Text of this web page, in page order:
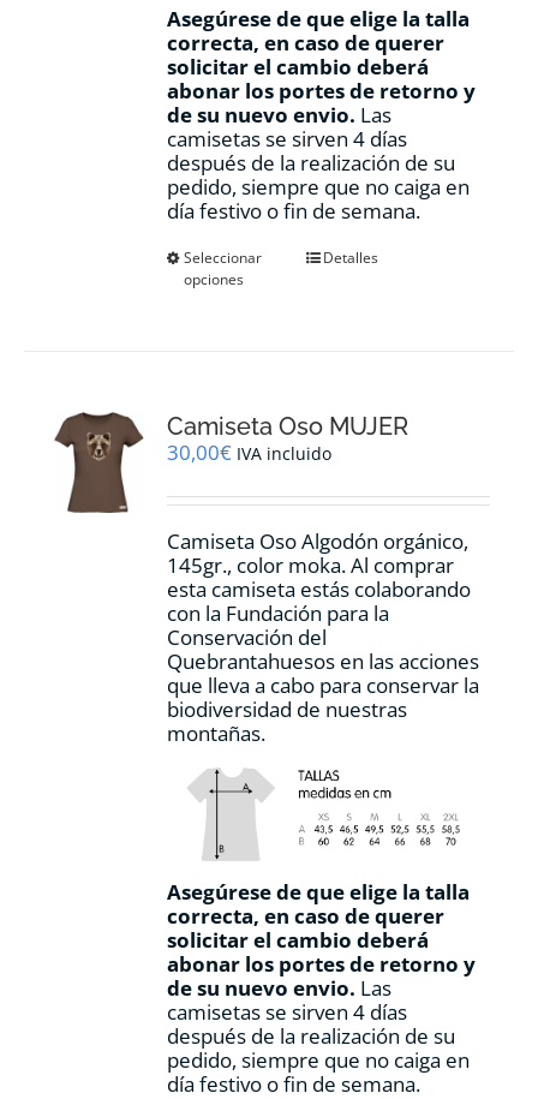
Asegúrese de que elige la talla
correcta, en caso de querer
solicitar el cambio deberá
abonar los portes de retorno y
de su nuevo envio. Las
camisetas se sirven 4 días
después de la realización de su
pedido, siempre que no caiga en
día festivo o fin de semana.
Seleccionar
opciones
Este
se
pueden
en
página
de
producto
Detalles
Camiseta Oso MUJER
30,00€ IVA incluido
Camiseta Oso Algodón orgánico,
145gr., color moka. Al comprar
esta camiseta estás colaborando
con la Fundación para la
Conservación del
Quebrantahuesos en las acciones
que lleva a cabo para conservar la
biodiversidad de nuestras
montañas.
Asegúrese de que elige la talla
correcta, en caso de querer
solicitar el cambio deberá
abonar los portes de retorno y
de su nuevo envio. Las
camisetas se sirven 4 días
después de la realización de su
pedido, siempre que no caiga en
día festivo o fin de semana.